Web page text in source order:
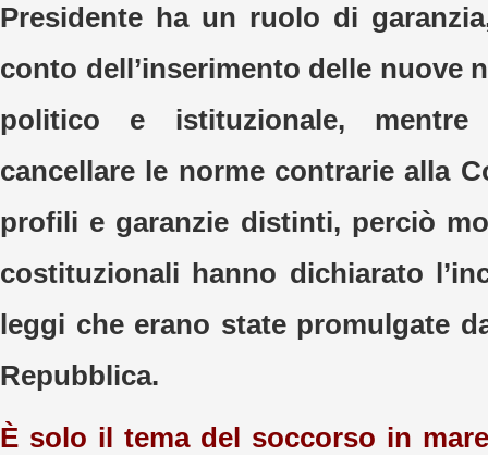
Presidente ha un ruolo di
conto dell’inserimento delle nuove
politico e istituzionale,
cancellare le norme contrarie alla
profili e garanzie distinti, perciò
costituzionali hanno dichiarato
leggi che erano state promulgate
Repubblica.
È solo il tema del soccorso in